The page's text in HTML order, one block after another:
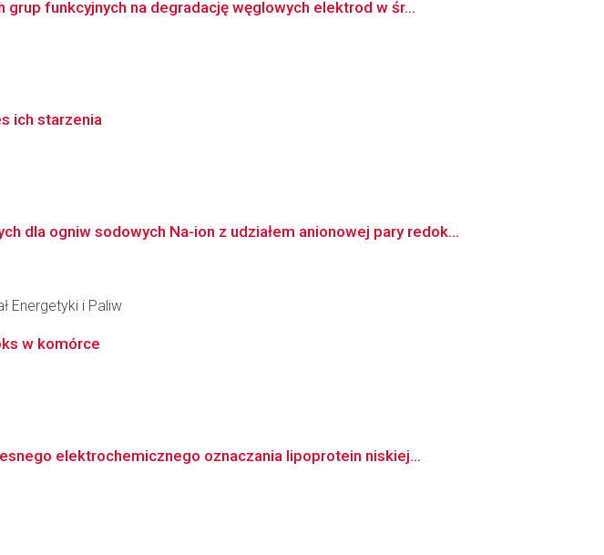
funkcyjnych na degradację węglowych elektrod w śr...
ich starzenia
dla ogniw sodowych Na-ion z udziałem anionowej pary redok...
Energetyki i Paliw
w komórce
elektrochemicznego oznaczania lipoprotein niskiej...